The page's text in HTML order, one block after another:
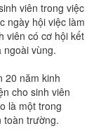
viên trong việc
ngày hội việc làm
viên có cơ hội kết
ngoài vùng.
20 năm kinh
cho sinh viên
là một trong
toàn trường.